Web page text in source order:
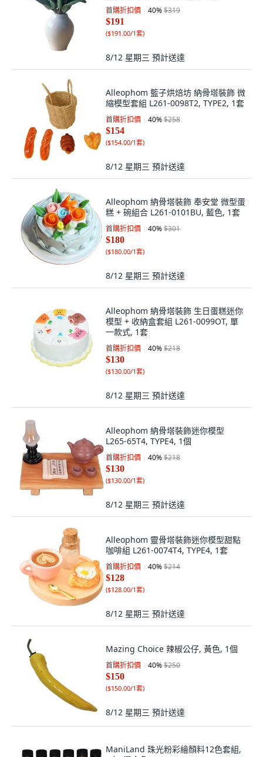
首購折扣價 40%$319
$191
($191.00/1套)
8/12 星期三 預計送達
Alleophom 籃子烘焙坊 納骨塔裝飾 微
縮模型套組 L261-0098T2, TYPE2, 1套
首購折扣價 40%$258
$154
($154.00/1套)
8/12 星期三 預計送達
Alleophom 納骨塔裝飾 奉安堂 微型蛋
糕 + 碗組合 L261-0101BU, 藍色, 1套
首購折扣價 40%$301
$180
($180.00/1套)
8/12 星期三 預計送達
Alleophom 納骨塔裝飾 生日蛋糕迷你
模型 + 收納盒套組 L261-0099OT, 單
一款式, 1套
首購折扣價 40%$218
$130
($130.00/1套)
8/12 星期三 預計送達
Alleophom 納骨塔裝飾迷你模型
L265-65T4, TYPE4, 1個
首購折扣價 40%$218
$130
($130.00/1套)
8/12 星期三 預計送達
Alleophom 靈骨塔裝飾迷你模型甜點
咖啡組 L261-0074T4, TYPE4, 1套
首購折扣價 40%$214
$128
($128.00/1套)
8/12 星期三 預計送達
Mazing Choice 辣椒公仔, 黃色, 1個
首購折扣價 40%$250
$150
($150.00/1套)
8/12 星期三 預計送達
ManiLand 珠光粉彩繪顏料12色套組,